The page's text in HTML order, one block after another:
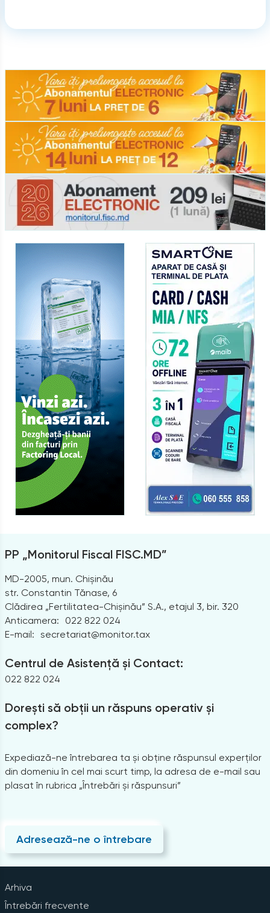
PP „Monitorul Fiscal FISC.MD”
MD-2005, mun. Chișinău
str. Constantin Tănase, 6
Clădirea „Fertilitatea-Chișinău” S.A., etajul 3, bir. 320
Anticamera:
022 822 024
E-mail: secretariat@monitor.tax
Centrul de Asistență și Contact:
022 822 024
Dorești să obții un răspuns operativ și
complex?
Expediază-ne întrebarea ta și obține răspunsul experților
din domeniu în cel mai scurt timp, la adresa de e-mail sau
plasat în rubrica „Întrebări și răspunsuri”
Adresează-ne o întrebare
Arhiva
Întrebări frecvente